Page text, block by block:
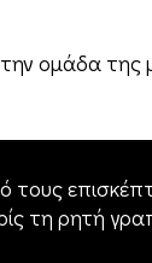
ομάδα της
τους
τη ρητή